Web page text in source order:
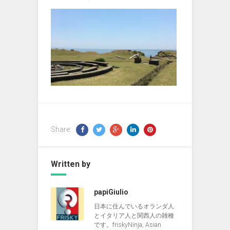
Share:
Written by
papiGiulio
日本に住んでいるオランダ人
とイタリア人と関西人の雑種
です。friskyNinja, Asian